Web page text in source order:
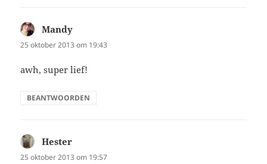
Mandy
25 oktober 2013 om 19:43
awh, super lief!
BEANTWOORDEN
Hester
25 oktober 2013 om 19:57